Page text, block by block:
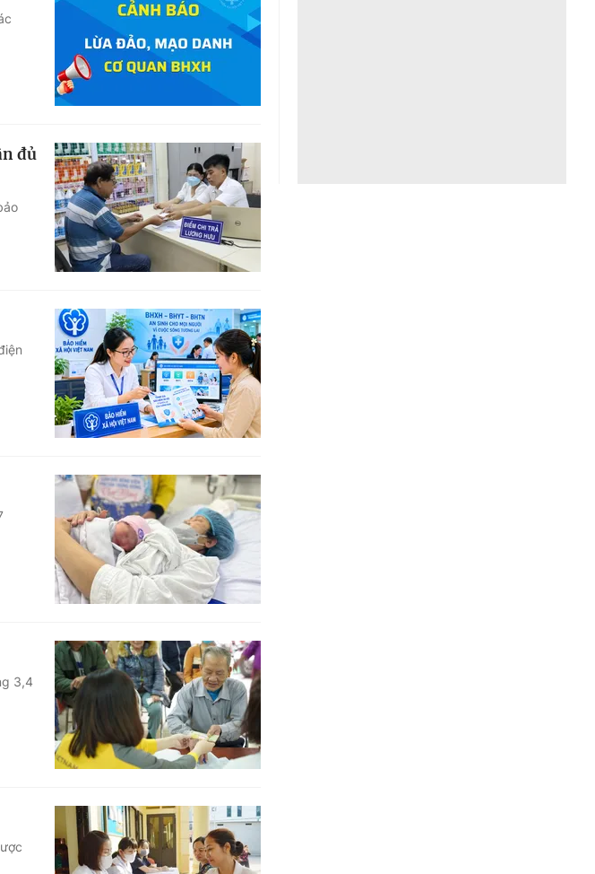
Sản phẩm
Thị trường
Tư vấn
đủ
3,4